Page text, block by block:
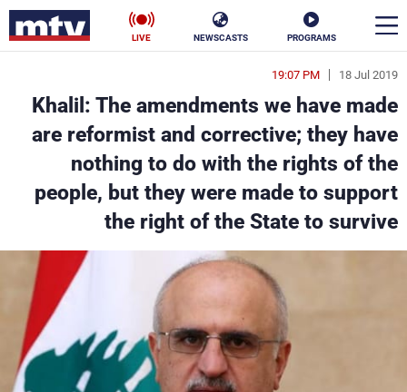
PROGRAMS
NEWSCASTS
LIVE
18 Jul 2019
19:07 PM
Khalil: The amendments we have made
are reformist and corrective; they have
nothing to do with the rights of the
people, but they were made to support
the right of the State to survive
en
الأخبار
سياسة ناس
إقتصاد فن
منوعات